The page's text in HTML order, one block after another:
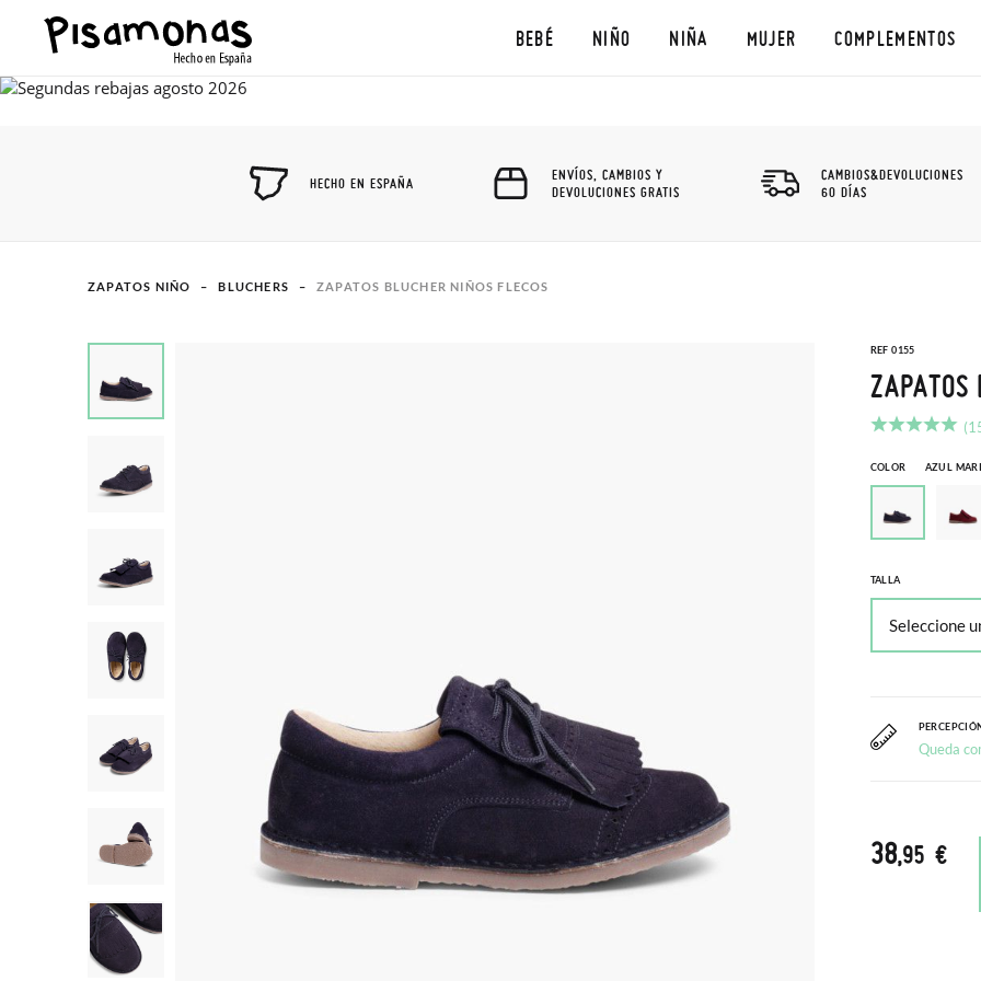
BEBÉ NIÑO NIÑA MUJER COMPLEMENTOS
HECHO EN ESPAÑA
ENVÍOS, CAMBIOS Y
DEVOLUCIONES GRATIS
CAMBIOS&DEVOLUCIONES
60 DÍAS
ZAPATOS NIÑO BLUCHERS ZAPATOS BLUCHER NIÑOS FLECOS
REF 0155
ZAPATOS
COLOR AZUL
TALLA
Queda
38,95 €